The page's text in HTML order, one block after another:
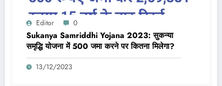
Editor 0
Sukanya Samriddhi Yojana 2023: सुकन्या
समृद्धि योजना में 500 जमा करने पर कितना मिलेगा?
13/12/2023